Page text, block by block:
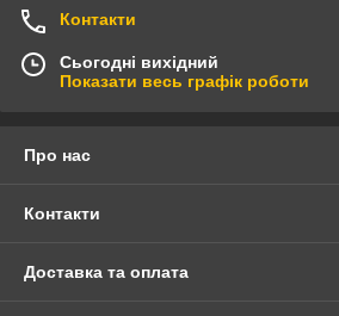
Контакти
Сьогодні вихідний
Показати весь графік роботи
Про нас
Контакти
Доставка та оплата